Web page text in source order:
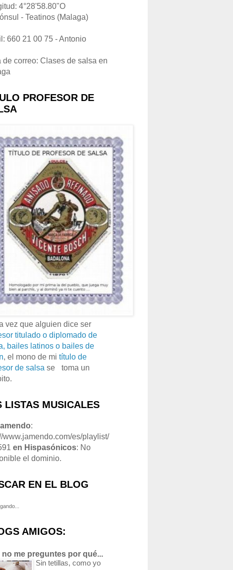
4°28'58.80"O
- Teatinos (Malaga)
660 21 00 75 - Antonio
de correo: Clases de salsa en
PROFESOR DE
vez que alguien dice ser
titulado o diplomado de
bailes latinos o bailes de
, el mono de mi título de
de salsa se
toma un
LISTAS MUSICALES
:
www.jamendo.com/es/playlist/
en Hispasónicos: No
el dominio.
EN EL BLOG
AMIGOS:
no me preguntes por qué...
Sin tetillas, como yo